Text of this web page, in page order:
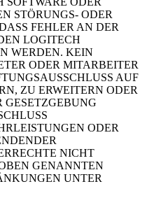
STÖRUNGS- ODER
FEHLER AN DER
LOGITECH
WERDEN. KEIN
ODER MITARBEITER
AUF
ZU ERWEITERN ODER
ODER
NICHT
GENANNTEN
UNTER